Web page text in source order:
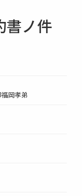
書ノ件
岡孝弟